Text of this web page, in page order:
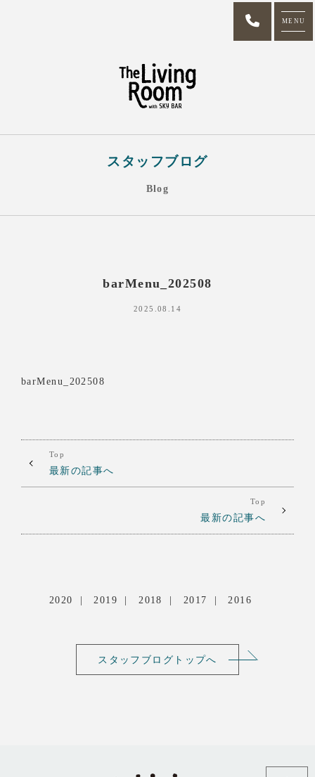
MENU
スタッフブログ
Blog
barMenu_202508
2025.08.14
barMenu_202508
Top
最新の記事へ
Top
最新の記事へ
2020 2019 2018 2017 2016
スタッフブログトップへ